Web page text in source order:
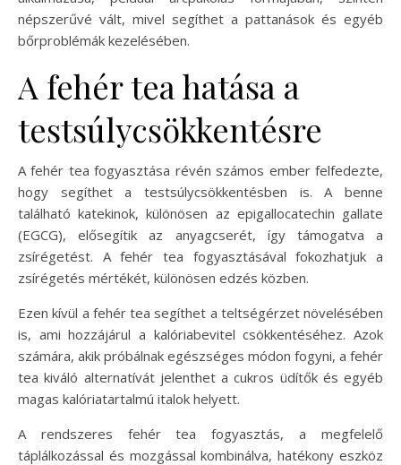
népszerűvé vált, mivel segíthet a pattanások és egyéb
bőrproblémák kezelésében.
A fehér tea hatása a
testsúlycsökkentésre
A fehér tea fogyasztása révén számos ember felfedezte,
hogy segíthet a testsúlycsökkentésben is. A benne
található katekinok, különösen az epigallocatechin gallate
(EGCG), elősegítik az anyagcserét, így támogatva a
zsírégetést. A fehér tea fogyasztásával fokozhatjuk a
zsírégetés mértékét, különösen edzés közben.
Ezen kívül a fehér tea segíthet a teltségérzet növelésében
is, ami hozzájárul a kalóriabevitel csökkentéséhez. Azok
számára, akik próbálnak egészséges módon fogyni, a fehér
tea kiváló alternatívát jelenthet a cukros üdítők és egyéb
magas kalóriatartalmú italok helyett.
A rendszeres fehér tea fogyasztás, a megfelelő
táplálkozással és mozgással kombinálva, hatékony eszköz